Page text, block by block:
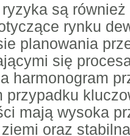
są
rynku
planowania
się
harmonogram
przypadku
mają wysoka
oraz